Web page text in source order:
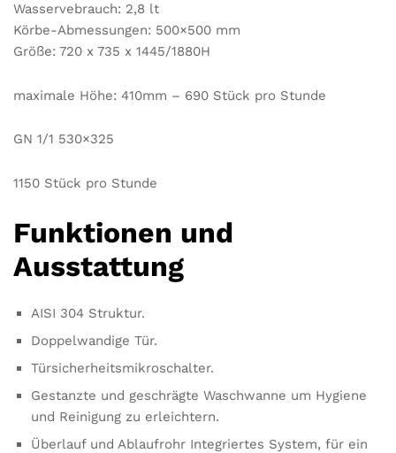
Wasservebrauch: 2,8 lt
Körbe-Abmessungen: 500×500 mm
Größe: 720 x 735 x 1445/1880H
maximale Höhe: 410mm – 690 Stück pro Stunde
GN 1/1 530×325
1150 Stück pro Stunde
Funktionen und
Ausstattung
AISI 304 Struktur.
Doppelwandige Tür.
Türsicherheitsmikroschalter.
Gestanzte und geschrägte Waschwanne um Hygiene
und Reinigung zu erleichtern.
Überlauf und Ablaufrohr Integriertes System, für ein